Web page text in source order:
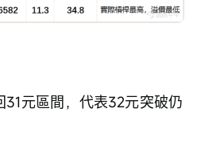
31元區間，代表32元突破仍